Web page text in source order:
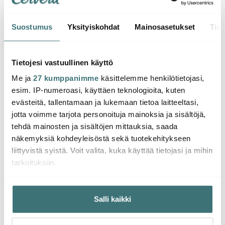
Suostumus Yksityiskohdat Mainosasetukset
Tietojesi vastuullinen käyttö
Me ja 27 kumppanimme käsittelemme henkilötietojasi,
esim. IP-numeroasi, käyttäen teknologioita, kuten
evästeitä, tallentamaan ja lukemaan tietoa laitteeltasi,
jotta voimme tarjota personoituja mainoksia ja sisältöjä,
tehdä mainosten ja sisältöjen mittauksia, saada
näkemyksiä kohdeyleisöstä sekä tuotekehitykseen
liittyvistä syistä. Voit valita, kuka käyttää tietojasi ja mihin
tarkoituksiin.
Jos sallit, haluamme myös tehdä seuraavia:
Kerätä tietoja maantieteellisestä sijainnistasi,
mahdollisesti muutaman metrin tarkkuudella
Salli kaikki
Suola- ja Pippurimylly
109.00 €
Saatavilla
Suola- ja pippurimylly
54.50 € 82.00 €
Saatavilla
Saatat pitää myös näistä